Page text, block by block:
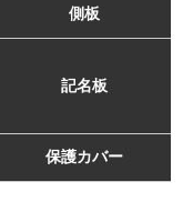
側板
記名板
保護カバー